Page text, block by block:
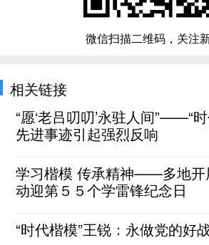
微信扫描二维码，关注
相关链接
“愿‘老吕叨叨’永驻人间”——“
先进事迹引起强烈反响
学习楷模 传承精神——多地开
动迎第５５个学雷锋纪念日
“时代楷模”王锐：永做党的好